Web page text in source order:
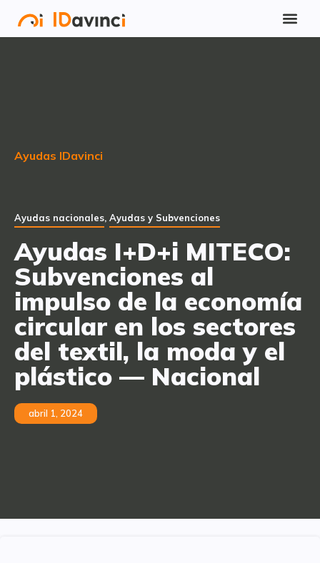
Ayudas IDavinci
Ayudas nacionales, Ayudas y Subvenciones
Ayudas I+D+i MITECO:
Subvenciones al
impulso de la economía
circular en los sectores
del textil, la moda y el
plástico — Nacional
abril 1, 2024